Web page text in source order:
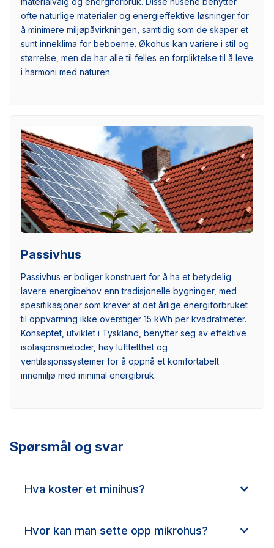
ofte naturlige materialer og energieffektive løsninger for
å minimere miljøpåvirkningen, samtidig som de skaper et
sunt inneklima for beboerne. Økohus kan variere i stil og
størrelse, men de har alle til felles en forpliktelse til å leve
i harmoni med naturen.
Passivhus
Passivhus er boliger konstruert for å ha et betydelig
lavere energibehov enn tradisjonelle bygninger, med
spesifikasjoner som krever at det årlige energiforbruket
til oppvarming ikke overstiger 15 kWh per kvadratmeter.
Konseptet, utviklet i Tyskland, benytter seg av effektive
isolasjonsmetoder, høy lufttetthet og
ventilasjonssystemer for å oppnå et komfortabelt
innemiljø med minimal energibruk.
Spørsmål og svar
Hva koster et minihus?
Hvor kan man sette opp mikrohus?